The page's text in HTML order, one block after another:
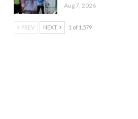
Aug 7, 2026
PREV NEXT 1 of 1,579